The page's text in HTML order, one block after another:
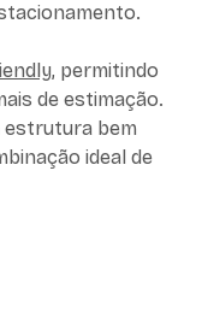
, permitindo
de estimação.
estrutura bem
ideal de